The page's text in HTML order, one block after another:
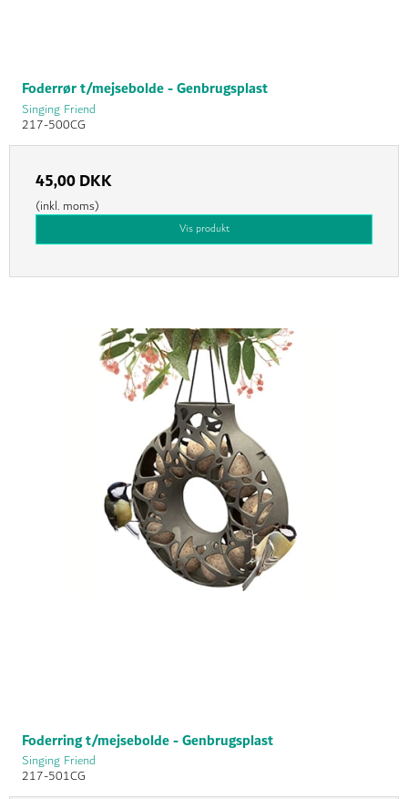
Foderrør t/mejsebolde - Genbrugsplast
Singing Friend
217-500CG
45,00 DKK
(inkl. moms)
Vis produkt
Foderring t/mejsebolde - Genbrugsplast
Singing Friend
217-501CG